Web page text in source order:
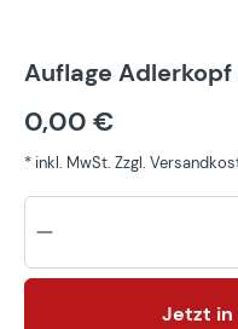
Auflage
0,00 €
* inkl. MwSt. Zzgl.
Jetzt in